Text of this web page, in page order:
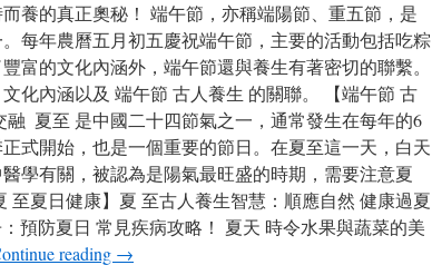
養的真正奧秘！ 端午節，亦稱端陽節、重五節，是
每年農曆五月初五慶祝端午節，主要的活動包括吃粽
富的文化內涵外，端午節還與養生有著密切的聯繫。
化內涵以及 端午節 古人養生 的關聯。 【端午節 古
融 夏至 是中國二十四節氣之一，通常發生在每年的6
式開始，也是一個重要的節日。在夏至這一天，白天
學有關，被認為是陽氣最旺盛的時期，需要注意夏
至夏日健康】夏 至古人養生智慧：順應自然 健康過夏
預防夏日 常見疾病攻略！ 夏天 時令水果與蔬菜的美
reading →